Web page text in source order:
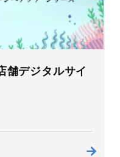
舗デジタルサイ